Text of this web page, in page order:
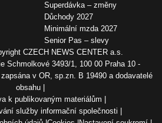
Superdávka – změny
Důchody 2027
Minimální mzda 2027
Senior Pas – slevy
CZECH NEWS CENTER a.s.
Schmolkové 3493/1, 100 00 Praha 10 -
v OR, sp.zn. B 19490 a dodavatelé
obsahu
k publikovaným materiálům
služby informační společnosti